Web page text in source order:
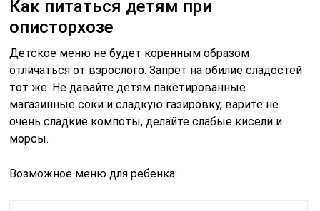
Как питаться детям при
описторхозе
Детское меню не будет коренным образом
отличаться от взрослого. Запрет на обилие сладостей
тот же. Не давайте детям пакетированные
магазинные соки и сладкую газировку, варите не
очень сладкие компоты, делайте слабые кисели и
морсы.
Возможное меню для ребенка: